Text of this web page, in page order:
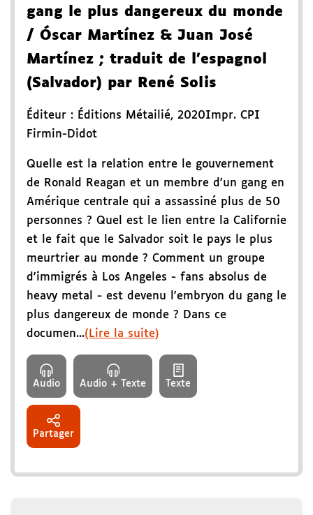
gang le plus dangereux du monde
/ Óscar Martínez & Juan José
Martínez ; traduit de l'espagnol
(Salvador) par René Solis
Éditeur : Éditions Métailié, 2020Impr. CPI
Firmin-Didot
Quelle est la relation entre le gouvernement
de Ronald Reagan et un membre d'un gang en
Amérique centrale qui a assassiné plus de 50
personnes ? Quel est le lien entre la Californie
et le fait que le Salvador soit le pays le plus
meurtrier au monde ? Comment un groupe
d'immigrés à Los Angeles - fans absolus de
heavy metal - est devenu l'embryon du gang le
plus dangereux de monde ? Dans ce
documen...(Lire la suite)
Audio Audio + Texte Texte
Partager